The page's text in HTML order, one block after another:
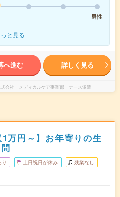
男性
と見る
へ進む 詳しく見る
式会社 メディカルケア事業部 ナース派遣
1万円～】お年寄りの生
土日祝日が休み 残業なし